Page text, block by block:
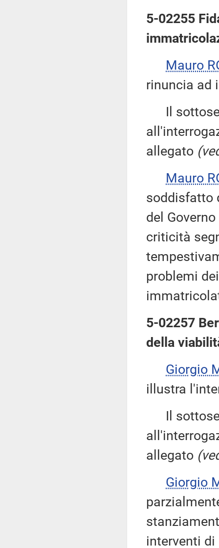
5-02255
Mauro
rinuncia ad
Il
allegato
Mauro
soddisfatto
del
criticità
problemi
5-02257
della
Giorgio
illustra
Il
allegato
Giorgio
interventi